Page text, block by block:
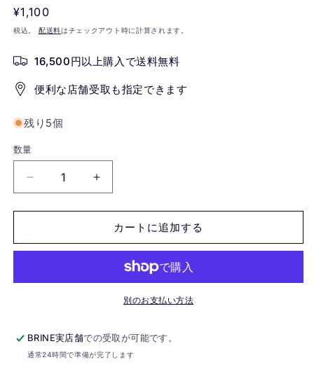
開
く
通
常
格
¥1,100
税込。 配送料はチェックアウト時に計算されます。
16,500円以上購入で送料無料
便利な店舗受取も指定できます
残り5個
数量
[DONT
PANIC]
DONT
CLOTH
ら
す
[DONT
PANIC]
DONT
FOG
CLOTH
や
す
カートに追加する
別のお支払い方法
BRINE実店舗での受取が可能です。
通常24時間で準備が完了します